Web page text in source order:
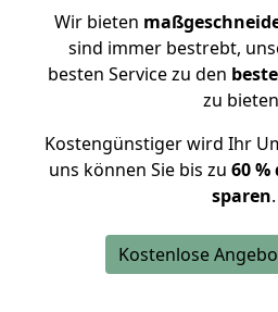
Wir bieten
sind immer bestrebt,
besten Service zu den
zu
Kostengünstiger wird Ihr
uns können Sie bis zu 60
sparen.
Kostenlose